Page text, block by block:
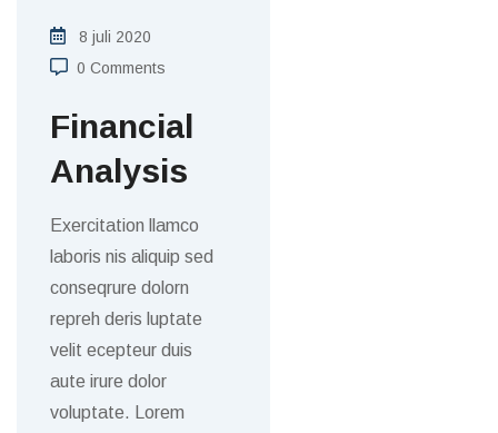
8 juli 2020
0 Comments
Financial
Analysis
Exercitation llamco
laboris nis aliquip sed
conseqrure dolorn
repreh deris luptate
velit ecepteur duis
aute irure dolor
voluptate. Lorem